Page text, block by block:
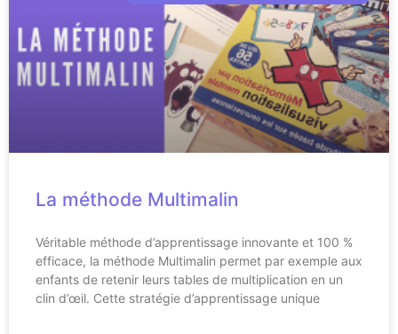
La méthode Multimalin
Véritable méthode d’apprentissage innovante et 100 %
efficace, la méthode Multimalin permet par exemple aux
enfants de retenir leurs tables de multiplication en un
clin d’œil. Cette stratégie d’apprentissage unique